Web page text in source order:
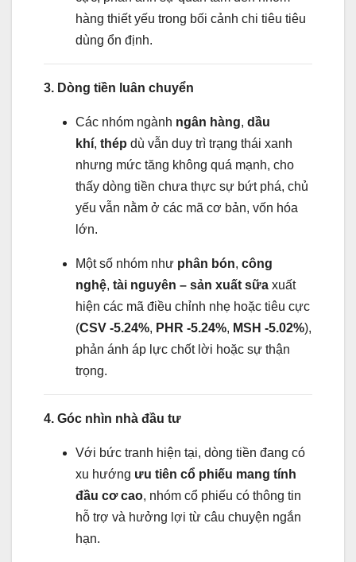
hàng thiết yếu trong bối cảnh chi tiêu tiêu
dùng ổn định.
3. Dòng tiền luân chuyển
Các nhóm ngành ngân hàng, dầu
khí, thép dù vẫn duy trì trạng thái xanh
nhưng mức tăng không quá mạnh, cho
thấy dòng tiền chưa thực sự bứt phá, chủ
yếu vẫn nằm ở các mã cơ bản, vốn hóa
lớn.
Một số nhóm như phân bón, công
nghệ, tài nguyên – sản xuất sữa xuất
hiện các mã điều chỉnh nhẹ hoặc tiêu cực
(CSV -5.24%, PHR -5.24%, MSH -5.02%),
phản ánh áp lực chốt lời hoặc sự thận
trọng.
4. Góc nhìn nhà đầu tư
Với bức tranh hiện tại, dòng tiền đang có
xu hướng ưu tiên cổ phiếu mang tính
đầu cơ cao, nhóm cổ phiếu có thông tin
hỗ trợ và hưởng lợi từ câu chuyện ngắn
hạn.